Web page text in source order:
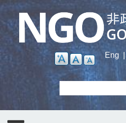
Skip
main
content
Eng